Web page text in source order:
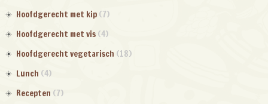
Hoofdgerecht met kip(7)
Hoofdgerecht met vis(4)
Hoofdgerecht vegetarisch (18)
Lunch (4)
Recepten (7)